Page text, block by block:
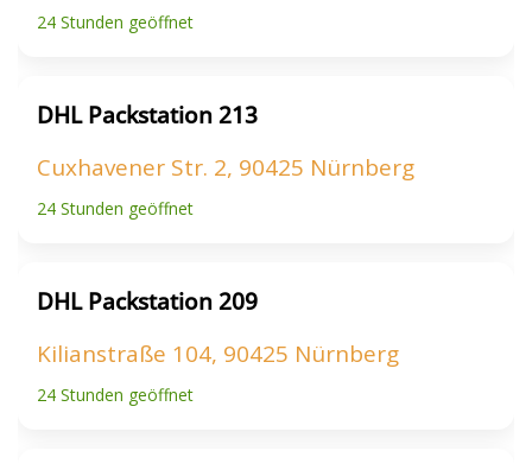
24 Stunden geöffnet
DHL Packstation 213
Cuxhavener Str. 2, 90425 Nürnberg
24 Stunden geöffnet
DHL Packstation 209
Kilianstraße 104, 90425 Nürnberg
24 Stunden geöffnet